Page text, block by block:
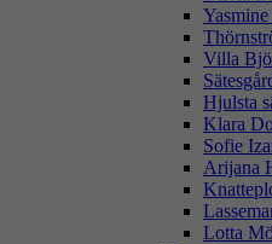
Villa
Hjulsta
Klara
Sofie
Arijana
Lotta